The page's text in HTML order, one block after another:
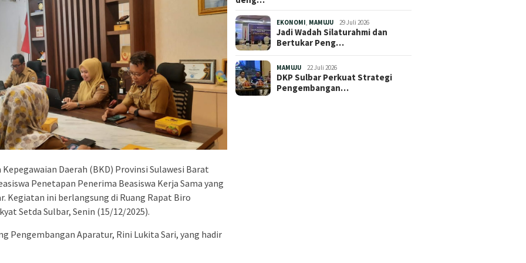
Daerah (BKD) Provinsi Sulawesi Barat
Penetapan Penerima Beasiswa Kerja Sama yang
Kegiatan ini berlangsung di Ruang Rapat Biro
Setda Sulbar, Senin (15/12/2025).
Pengembangan Aparatur, Rini Lukita Sari, yang hadir
EKONOMI MAMUJU 29 Juli 2026
Jadi Wadah Silaturahmi dan
Bertukar Peng…
MAMUJU 22 Juli 2026
DKP Sulbar Perkuat Strategi
Pengembangan…